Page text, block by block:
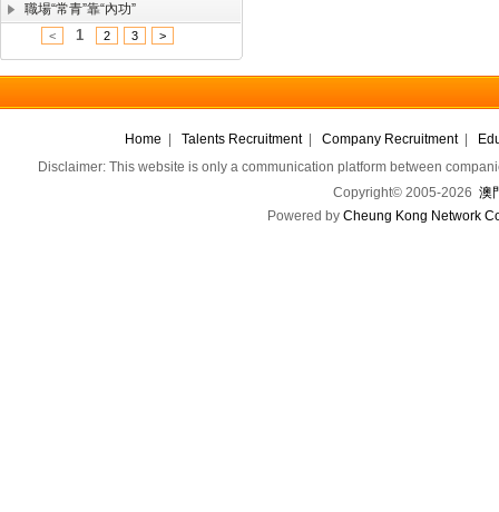
職場“常青”靠“內功”
< 1 2 3 >
Home Talents Recruitment| Company Recruitment|
Disclaimer: This website is only a communication platform between
Copyright© 2005-2026 澳
Powered by Cheung Kong Network